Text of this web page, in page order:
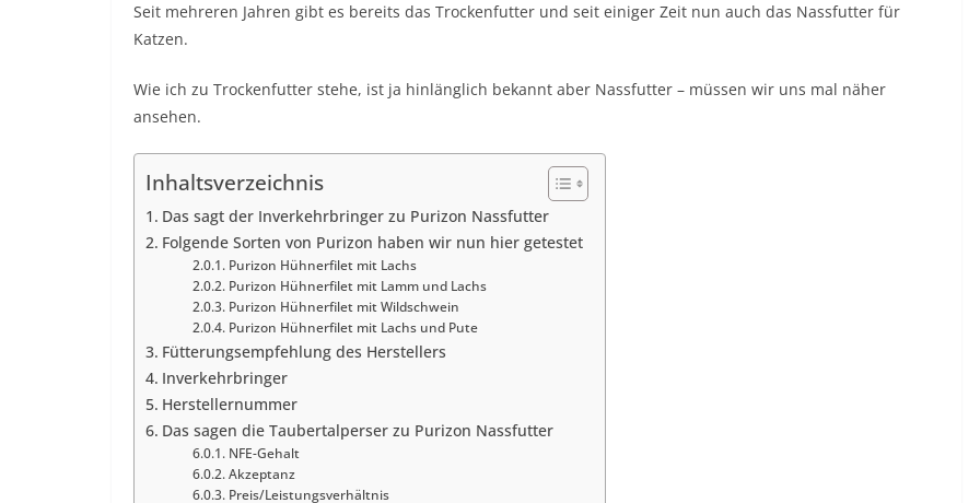
Seit mehreren Jahren gibt es bereits das Trockenfutter und seit einiger Zeit nun auch das Nassfutter für
Katzen.
Wie ich zu Trockenfutter stehe, ist ja hinlänglich bekannt aber Nassfutter – müssen wir uns mal näher
ansehen.
Inhaltsverzeichnis
Das sagt der Inverkehrbringer zu Purizon Nassfutter
Folgende Sorten von Purizon haben wir nun hier getestet
Purizon Hühnerfilet mit Lachs
Purizon Hühnerfilet mit Lamm und Lachs
Purizon Hühnerfilet mit Wildschwein
Purizon Hühnerfilet mit Lachs und Pute
Fütterungsempfehlung des Herstellers
Inverkehrbringer
Herstellernummer
Das sagen die Taubertalperser zu Purizon Nassfutter
NFE-Gehalt
Akzeptanz
Preis/Leistungsverhältnis